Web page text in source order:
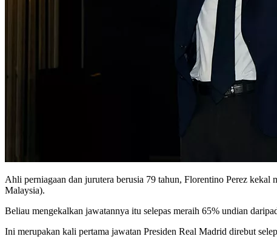
Ahli perniagaan dan jurutera berusia 79 tahun, Florentino Perez
Malaysia).
Beliau mengekalkan jawatannya itu selepas meraih 65% undian
Ini merupakan kali pertama jawatan Presiden Real Madrid direbut